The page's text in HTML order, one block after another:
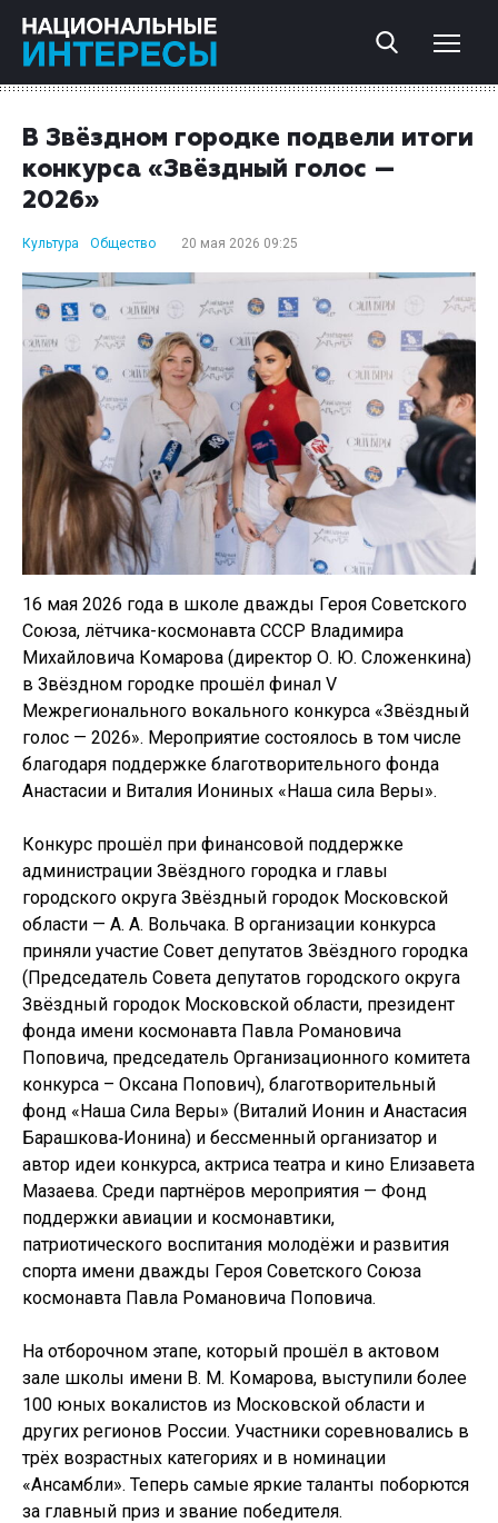
В Звёздном городке подвели итоги
конкурса «Звёздный голос —
2026»
Культура Общество 20 мая 2026 09:25
16 мая 2026 года в школе дважды Героя Советского
Союза, лётчика-космонавта СССР Владимира
Михайловича Комарова (директор О. Ю. Сложенкина)
в Звёздном городке прошёл финал V
Межрегионального вокального конкурса «Звёздный
голос — 2026». Мероприятие состоялось в том числе
благодаря поддержке благотворительного фонда
Анастасии и Виталия Иониных «Наша сила Веры».
Конкурс прошёл при финансовой поддержке
администрации Звёздного городка и главы
городского округа Звёздный городок Московской
области — А. А. Вольчака. В организации конкурса
приняли участие Совет депутатов Звёздного городка
(Председатель Совета депутатов городского округа
Звёздный городок Московской области, президент
фонда имени космонавта Павла Романовича
Поповича, председатель Организационного комитета
конкурса – Оксана Попович), благотворительный
фонд «Наша Сила Веры» (Виталий Ионин и Анастасия
Барашкова‑Ионина) и бессменный организатор и
автор идеи конкурса, актриса театра и кино Елизавета
Мазаева. Среди партнёров мероприятия — Фонд
поддержки авиации и космонавтики,
патриотического воспитания молодёжи и развития
спорта имени дважды Героя Советского Союза
космонавта Павла Романовича Поповича.
На отборочном этапе, который прошёл в актовом
зале школы имени В. М. Комарова, выступили более
100 юных вокалистов из Московской области и
других регионов России. Участники соревновались в
трёх возрастных категориях и в номинации
«Ансамбли». Теперь самые яркие таланты поборются
за главный приз и звание победителя.